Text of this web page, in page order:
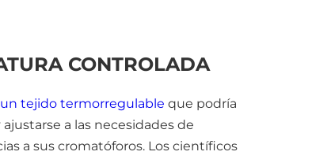
CONTROLADA
tejido termorregulable que podría
a las necesidades de
a sus cromatóforos. Los científicos